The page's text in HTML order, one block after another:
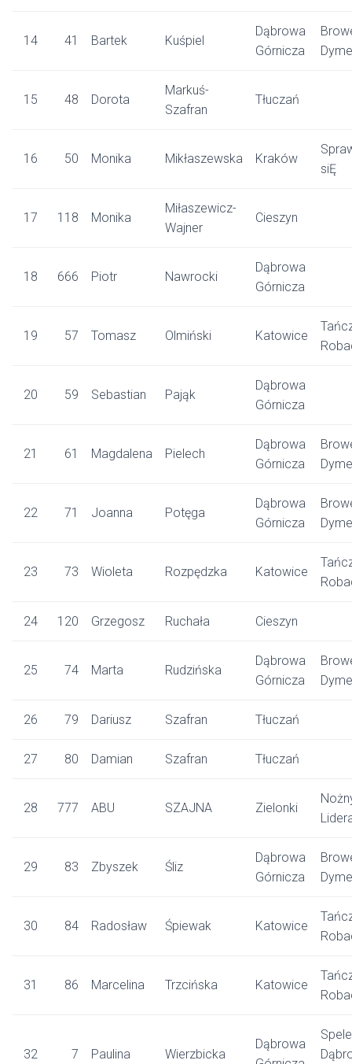
14 41 Bartek Kuśpiel
Dąbrowa
Górnicza
15 48 Dorota
Markuś-
Szafran
Tłuczań
16 50 Monika Mikłaszewska Kraków
siĘ
17 118 Monika
Miłaszewicz-
Wajner
Cieszyn
18 666 Piotr Nawrocki
Dąbrowa
Górnicza
19 57 Tomasz Olmiński Katowice
20 59 Sebastian Pająk
Dąbrowa
Górnicza
21 61 Magdalena Pielech
Dąbrowa
Górnicza
22 71 Joanna Potęga
Dąbrowa
Górnicza
23 73 Wioleta Rozpędzka Katowice
24 120 Grzegosz Ruchała Cieszyn
25 74 Marta Rudzińska
Dąbrowa
Górnicza
26 79 Dariusz Szafran Tłuczań
27 80 Damian Szafran Tłuczań
28 777 ABU SZAJNA Zielonki
29 83 Zbyszek Śliz
Dąbrowa
Górnicza
30 84 Radosław Śpiewak Katowice
31 86 Marcelina Trzcińska Katowice
32 7 Paulina Wierzbicka
Dąbrowa